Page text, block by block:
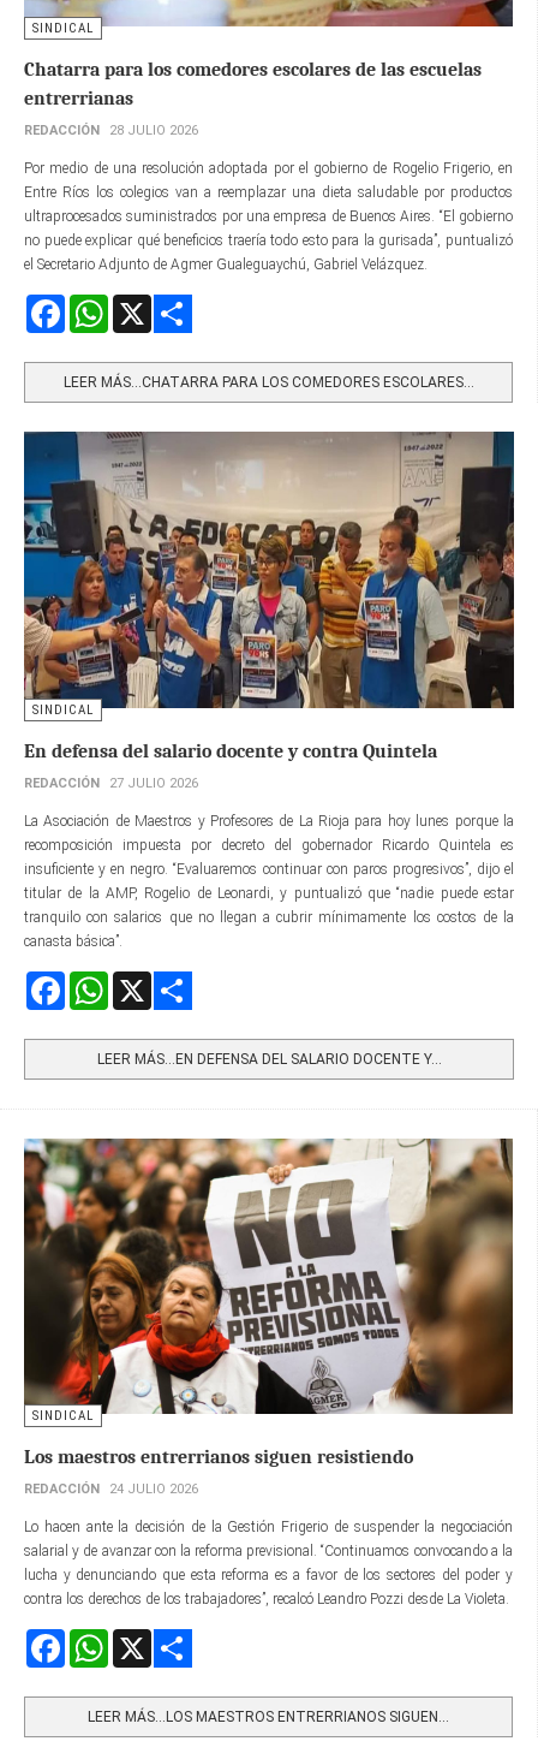
SINDICAL
Chatarra para los comedores escolares de las escuelas
entrerrianas
REDACCIÓN 28 JULIO 2026
Por medio de una resolución adoptada por el gobierno de Rogelio Frigerio, en
Entre Ríos los colegios van a reemplazar una dieta saludable por productos
ultraprocesados suministrados por una empresa de Buenos Aires. “El gobierno
no puede explicar qué beneficios traería todo esto para la gurisada”, puntualizó
el Secretario Adjunto de Agmer Gualeguaychú, Gabriel Velázquez.
FacebookWhatsApp
LEER MÁS…CHATARRA PARA LOS COMEDORES ESCOLARES...
SINDICAL
En defensa del salario docente y contra Quintela
REDACCIÓN 27 JULIO 2026
La Asociación de Maestros y Profesores de La Rioja para hoy lunes porque la
recomposición impuesta por decreto del gobernador Ricardo Quintela es
insuficiente y en negro. “Evaluaremos continuar con paros progresivos”, dijo el
titular de la AMP, Rogelio de Leonardi, y puntualizó que “nadie puede estar
tranquilo con salarios que no llegan a cubrir mínimamente los costos de la
canasta básica”.
FacebookWhatsApp
LEER MÁS…EN DEFENSA DEL SALARIO DOCENTE Y...
SINDICAL
Los maestros entrerrianos siguen resistiendo
REDACCIÓN 24 JULIO 2026
Lo hacen ante la decisión de la Gestión Frigerio de suspender la negociación
salarial y de avanzar con la reforma previsional. “Continuamos convocando a la
lucha y denunciando que esta reforma es a favor de los sectores del poder y
contra los derechos de los trabajadores”, recalcó Leandro Pozzi desde La Violeta.
FacebookWhatsApp
LEER MÁS…LOS MAESTROS ENTRERRIANOS SIGUEN...